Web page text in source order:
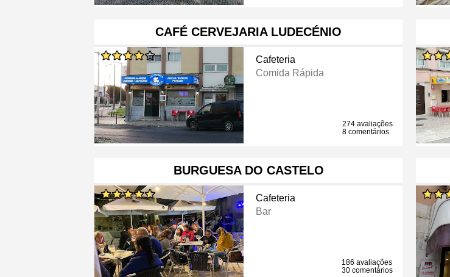
CAFÉ CERVEJARIA LUDECÉNIO
Cafeteria
Comida Rápida
274 avaliações
8 comentários
BURGUESA DO CASTELO
Cafeteria
Bar
186 avaliações
30 comentários